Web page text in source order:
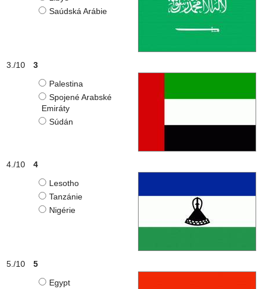
Saúdská Arábie
3
Palestina
Spojené Arabské
Emiráty
Súdán
4
Lesotho
Tanzánie
Nigérie
5
Egypt